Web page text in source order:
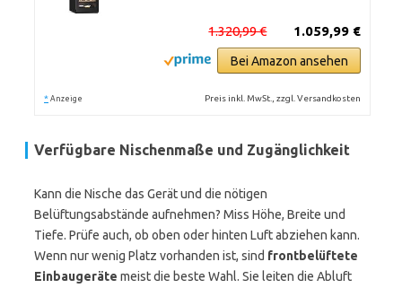
1.059,99 €
1.320,99 €
Bei Amazon ansehen
* Anzeige Preis inkl. MwSt., zzgl. Versandkosten
Verfügbare Nischenmaße und Zugänglichkeit
Kann die Nische das Gerät und die nötigen
Belüftungsabstände aufnehmen? Miss Höhe, Breite und
Tiefe. Prüfe auch, ob oben oder hinten Luft abziehen kann.
Wenn nur wenig Platz vorhanden ist, sind frontbelüftete
Einbaugeräte meist die beste Wahl. Sie leiten die Abluft